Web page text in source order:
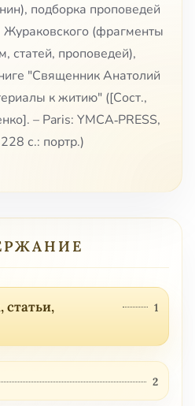
подборка проповедей
Жураковского (фрагменты
статей, проповедей),
"Священник Анатолий
к житию" ([Сост.,
– Paris: YMCA‑PRESS,
с.: портр.)
1
2